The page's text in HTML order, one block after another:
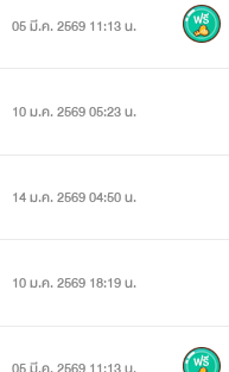
05 มี.ค. 2569 11:13 น.
10 ม.ค. 2569 05:23 น.
14 ม.ค. 2569 04:50 น.
10 ม.ค. 2569 18:19 น.